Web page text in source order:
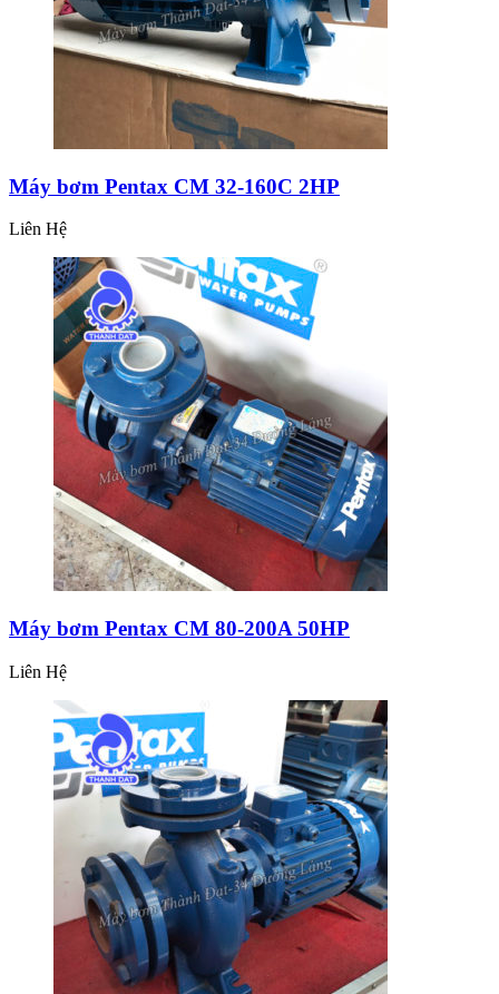
Máy bơm Pentax CM 32-160C 2HP
Liên Hệ
Máy bơm Pentax CM 80-200A 50HP
Liên Hệ